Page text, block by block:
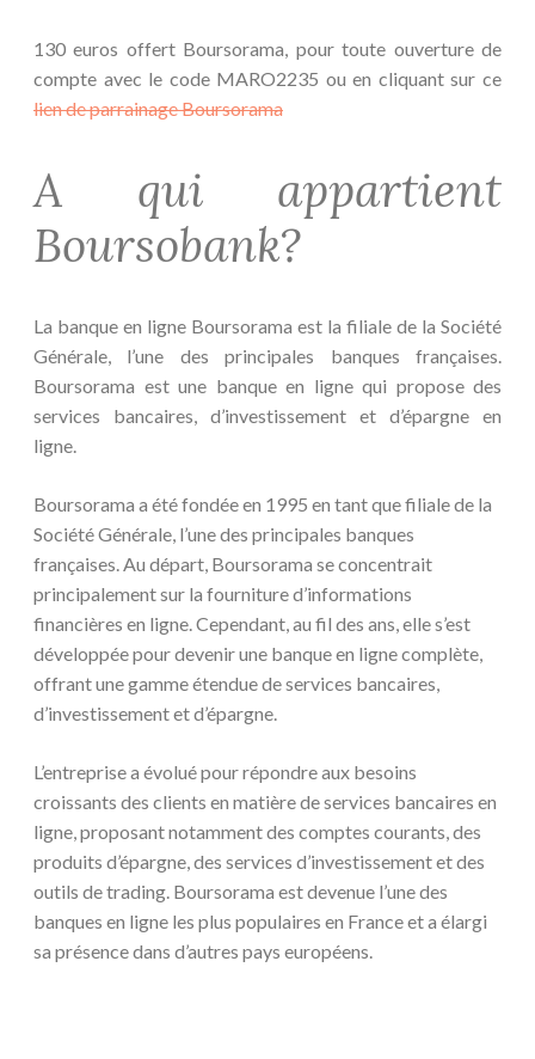
130 euros offert Boursorama, pour toute ouverture de
compte avec le code MARO2235 ou en cliquant sur ce
lien de parrainage Boursorama
A qui appartient
Boursobank?
La banque en ligne Boursorama est la filiale de la Société
Générale, l’une des principales banques françaises.
Boursorama est une banque en ligne qui propose des
services bancaires, d’investissement et d’épargne en
ligne.
Boursorama a été fondée en 1995 en tant que filiale de la
Société Générale, l’une des principales banques
françaises. Au départ, Boursorama se concentrait
principalement sur la fourniture d’informations
financières en ligne. Cependant, au fil des ans, elle s’est
développée pour devenir une banque en ligne complète,
offrant une gamme étendue de services bancaires,
d’investissement et d’épargne.
L’entreprise a évolué pour répondre aux besoins
croissants des clients en matière de services bancaires en
ligne, proposant notamment des comptes courants, des
produits d’épargne, des services d’investissement et des
outils de trading. Boursorama est devenue l’une des
banques en ligne les plus populaires en France et a élargi
sa présence dans d’autres pays européens.